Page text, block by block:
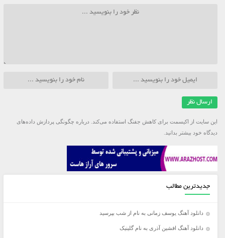
این سایت از اکیسمت برای کاهش جفنگ استفاده می‌کند. درباره چگونگی پردازش داده‌های
دیدگاه خود بیشتر بدانید.
جدیدترین مطالب
دانلود آهنگ یوسف زمانی به نام از شب بپرسید
دانلود آهنگ افشین آذری به نام گلینیک